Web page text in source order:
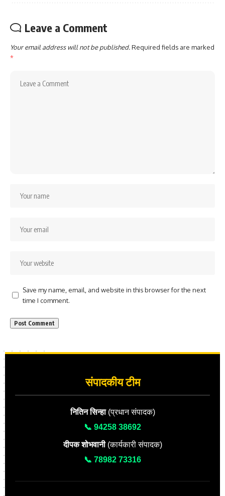
Leave a Comment
Your email address will not be published.Required fields are marked
*
Save my name, email, and website in this browser for the next
time I comment.
संपादकीय टीम
नितिन सिन्हा(प्रधान संपादक)
📞 94258 38692
दीपक शोभवानी(कार्यकारी संपादक)
📞 78982 73316